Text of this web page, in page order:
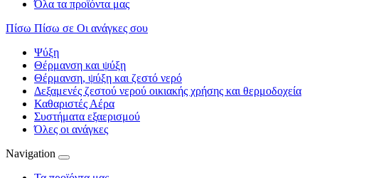
Όλα τα προϊόντα μας
Πίσω Πίσω σε Οι ανάγκες σου
Ψύξη
Θέρμανση και ψύξη
Θέρμανση, ψύξη και ζεστό νερό
Δεξαμενές ζεστού νερού οικιακής χρήσης και θερμοδοχεία
Καθαριστές Αέρα
Συστήματα εξαερισμού
Όλες οι ανάγκες
Navigation